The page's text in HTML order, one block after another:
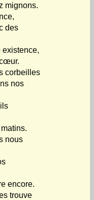
mignons.
des
existence,
corbeilles
nos
nous
encore.
trouve